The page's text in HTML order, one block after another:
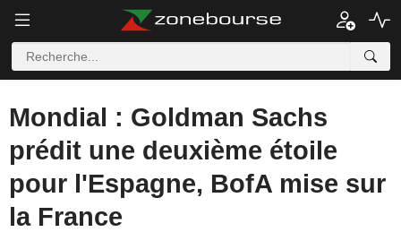
Mondial : Goldman Sachs
prédit une deuxième étoile
pour l'Espagne, BofA mise sur
la France